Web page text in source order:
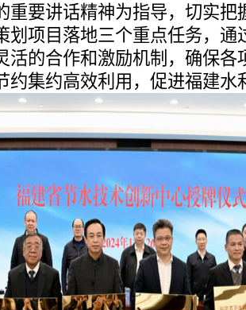
重要讲话精神为指导，切实把
划项目落地三个重点任务，通
活的合作和激励机制，确保各
约集约高效利用，促进福建水